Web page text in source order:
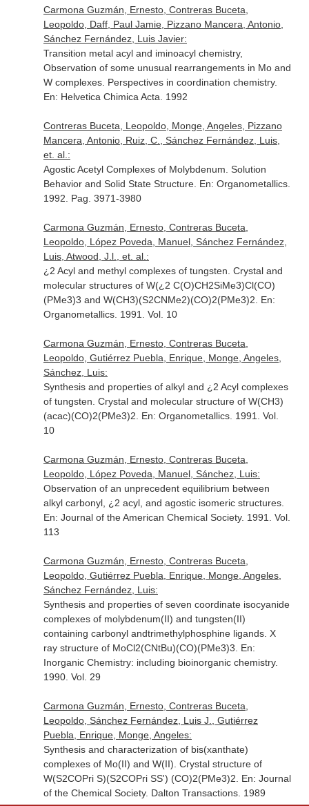
Carmona Guzmán, Ernesto, Contreras Buceta,
Leopoldo, Daff, Paul Jamie, Pizzano Mancera, Antonio,
Sánchez Fernández, Luis Javier:
Transition metal acyl and iminoacyl chemistry,
Observation of some unusual rearrangements in Mo and
W complexes. Perspectives in coordination chemistry.
En: Helvetica Chimica Acta . 1992
Contreras Buceta, Leopoldo, Monge, Angeles, Pizzano
Mancera, Antonio, Ruiz, C., Sánchez Fernández, Luis,
et. al.:
Agostic Acetyl Complexes of Molybdenum. Solution
Behavior and Solid State Structure. En: Organometallics.
1992. Pag. 3971-3980
Carmona Guzmán, Ernesto, Contreras Buceta,
Leopoldo, López Poveda, Manuel, Sánchez Fernández,
Luis, Atwood, J.l., et. al.:
¿2 Acyl and methyl complexes of tungsten. Crystal and
molecular structures of W(¿2 C(O)CH2SiMe3)Cl(CO)
(PMe3)3 and W(CH3)(S2CNMe2)(CO)2(PMe3)2. En:
Organometallics. 1991. Vol. 10
Carmona Guzmán, Ernesto, Contreras Buceta,
Leopoldo, Gutiérrez Puebla, Enrique, Monge, Angeles,
Sánchez, Luis:
Synthesis and properties of alkyl and ¿2 Acyl complexes
of tungsten. Crystal and molecular structure of W(CH3)
(acac)(CO)2(PMe3)2. En: Organometallics. 1991. Vol.
10
Carmona Guzmán, Ernesto, Contreras Buceta,
Leopoldo, López Poveda, Manuel, Sánchez, Luis:
Observation of an unprecedent equilibrium between
alkyl carbonyl, ¿2 acyl, and agostic isomeric structures.
En: Journal of the American Chemical Society. 1991. Vol.
113
Carmona Guzmán, Ernesto, Contreras Buceta,
Leopoldo, Gutiérrez Puebla, Enrique, Monge, Angeles,
Sánchez Fernández, Luis:
Synthesis and properties of seven coordinate isocyanide
complexes of molybdenum(II) and tungsten(II)
containing carbonyl andtrimethylphosphine ligands. X
ray structure of MoCl2(CNtBu)(CO)(PMe3)3. En:
Inorganic Chemistry: including bioinorganic chemistry.
1990. Vol. 29
Carmona Guzmán, Ernesto, Contreras Buceta,
Leopoldo, Sánchez Fernández, Luis J., Gutiérrez
Puebla, Enrique, Monge, Angeles:
Synthesis and characterization of bis(xanthate)
complexes of Mo(II) and W(II). Crystal structure of
W(S2COPri S)(S2COPri SS') (CO)2(PMe3)2. En: Journal
of the Chemical Society. Dalton Transactions. 1989